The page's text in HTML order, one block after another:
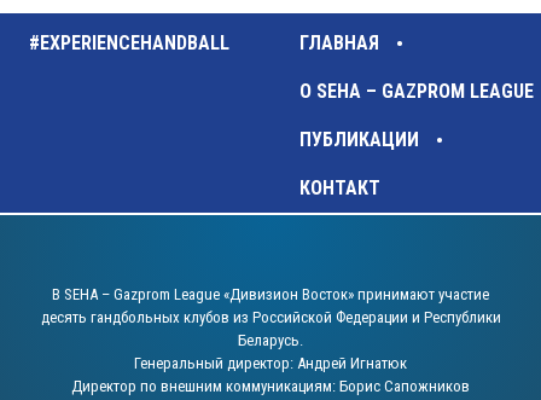
#EXPERIENCEHANDBALL ГЛАВНАЯ
О SEHA – GAZPROM LEAGUE
ПУБЛИКАЦИИ
КОНТАКТ
В SEHA – Gazprom League «Дивизион Восток» принимают участие
десять гандбольных клубов из Российской Федерации и Республики
Беларусь.
Генеральный директор: Андрей Игнатюк
Директор по внешним коммуникациям: Борис Сапожников